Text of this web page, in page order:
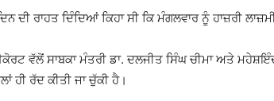
ਦੀ ਰਾਹਤ ਦਿੰਦਿਆਂ ਕਿਹਾ ਸੀ ਕਿ ਮੰਗਲਵਾਰ ਨੂੰ ਹਾਜ਼ਰੀ
ਵੱਲੋਂ ਸਾਬਕਾ ਮੰਤਰੀ ਡਾ. ਦਲਜੀਤ ਸਿੰਘ ਚੀਮਾ ਅਤੇ
ਰੱਦ ਕੀਤੀ ਜਾ ਚੁੱਕੀ ਹੈ।